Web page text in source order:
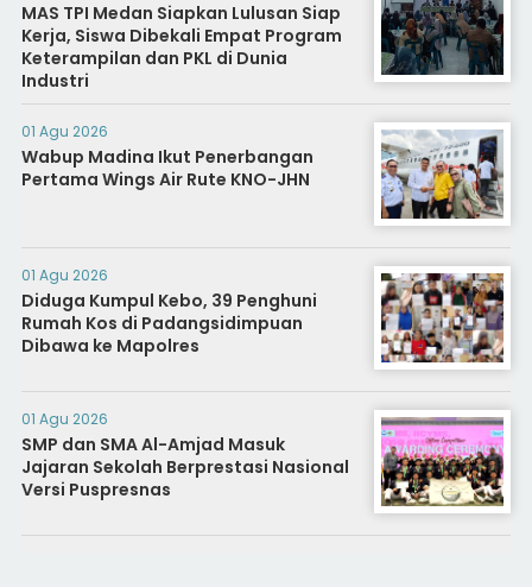
MAS TPI Medan Siapkan Lulusan Siap
Kerja, Siswa Dibekali Empat Program
Keterampilan dan PKL di Dunia
Industri
01 Agu 2026
Wabup Madina Ikut Penerbangan
Pertama Wings Air Rute KNO-JHN
01 Agu 2026
Diduga Kumpul Kebo, 39 Penghuni
Rumah Kos di Padangsidimpuan
Dibawa ke Mapolres
01 Agu 2026
SMP dan SMA Al-Amjad Masuk
Jajaran Sekolah Berprestasi Nasional
Versi Puspresnas